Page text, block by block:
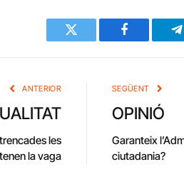
Twitter Facebook
ANTERIOR
les
la vaga
SEGÜENT
OPINIÓ
Garanteix
ciutadania?